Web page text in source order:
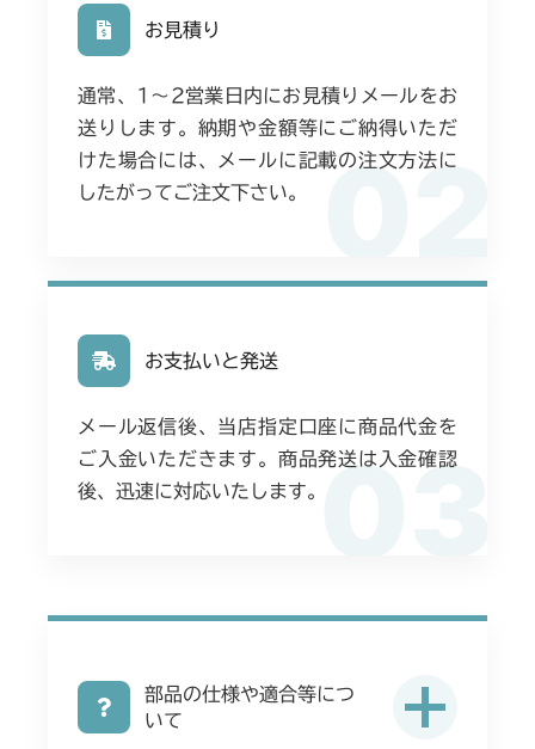
02
お見積り
通常、1〜2営業日内にお見積りメールをお
送りします。納期や金額等にご納得いただ
けた場合には、メールに記載の注文方法に
したがってご注文下さい。
03
お支払いと発送
メール返信後、当店指定口座に商品代金を
ご入金いただきます。商品発送は入金確認
後、迅速に対応いたします。
部品の仕様や適合等につ
いて